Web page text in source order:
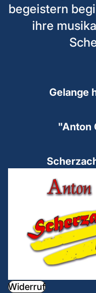
begeistern
ihre
Gelange
"Anton
Widerruf